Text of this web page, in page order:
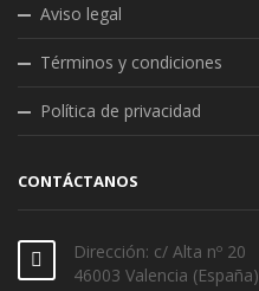
Aviso legal
Términos y condiciones
Política de privacidad
CONTÁCTANOS
Dirección: c/ Alta nº 20
46003 Valencia (España)